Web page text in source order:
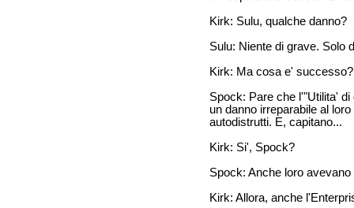
Kirk: Sulu, qualche danno?
Sulu: Niente di grave. Solo
Kirk: Ma cosa e' successo?
Spock: Pare che l'"Utilita'
un danno irreparabile al
autodistrutti. E, capitano...
Kirk: Si', Spock?
Spock: Anche loro
Kirk: Allora, anche